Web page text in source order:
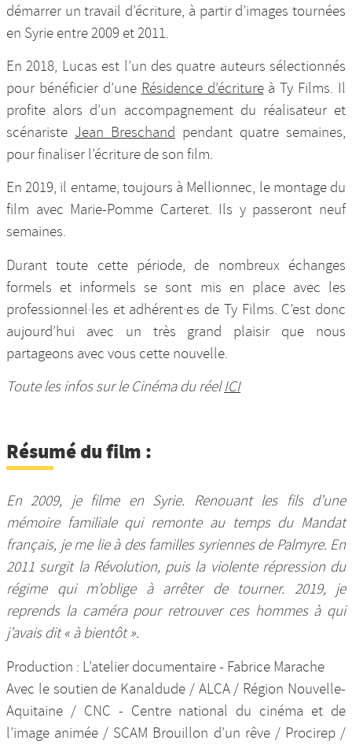
démarrer un travail d’écriture, à partir d’images tournées
en Syrie entre 2009 et 2011.
En 2018, Lucas est l’un des quatre auteurs sélectionnés
pour bénéficier d’une Résidence d’écritureà Ty Films. Il
profite alors d’un accompagnement du réalisateur et
scénariste Jean Breschand pendant quatre semaines,
pour finaliser l’écriture de son film.
En 2019, il entame, toujours à Mellionnec, le montage du
film avec Marie-Pomme Carteret. Ils y passeront neuf
semaines.
Durant toute cette période, de nombreux échanges
formels et informels se sont mis en place avec les
professionnel·les et adhérent·es de Ty Films. C’est donc
aujourd’hui avec un très grand plaisir que nous
partageons avec vous cette nouvelle.
Toute les infos sur le Cinéma du réelICI
Résumé du film :
En 2009, je filme en Syrie. Renouant les fils d’une
mémoire familiale qui remonte au temps du Mandat
français, je me lie à des familles syriennes de Palmyre. En
2011 surgit la Révolution, puis la violente répression du
régime qui m’oblige à arrêter de tourner. 2019, je
reprends la caméra pour retrouver ces hommes à qui
j’avais dit « à bientôt ».
Production : L’atelier documentaire - Fabrice Marache
Avec le soutien de Kanaldude / ALCA / Région Nouvelle-
Aquitaine / CNC - Centre national du cinéma et de
l’image animée / SCAM Brouillon d’un rêve / Procirep /